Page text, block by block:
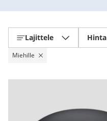
Lajittele Hinta
Miehille